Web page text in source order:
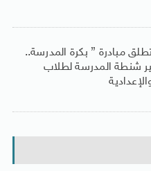
مبادرة ” بكرة المدرسة..
شنطة المدرسة لطلاب